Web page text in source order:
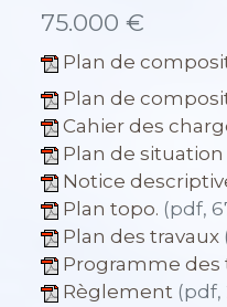
75.000 €
Plan de
Plan de
Cahier des
Plan de situation
Notice
Plan topo. (pdf,
Plan des travaux
Programme des
Règlement (pdf,